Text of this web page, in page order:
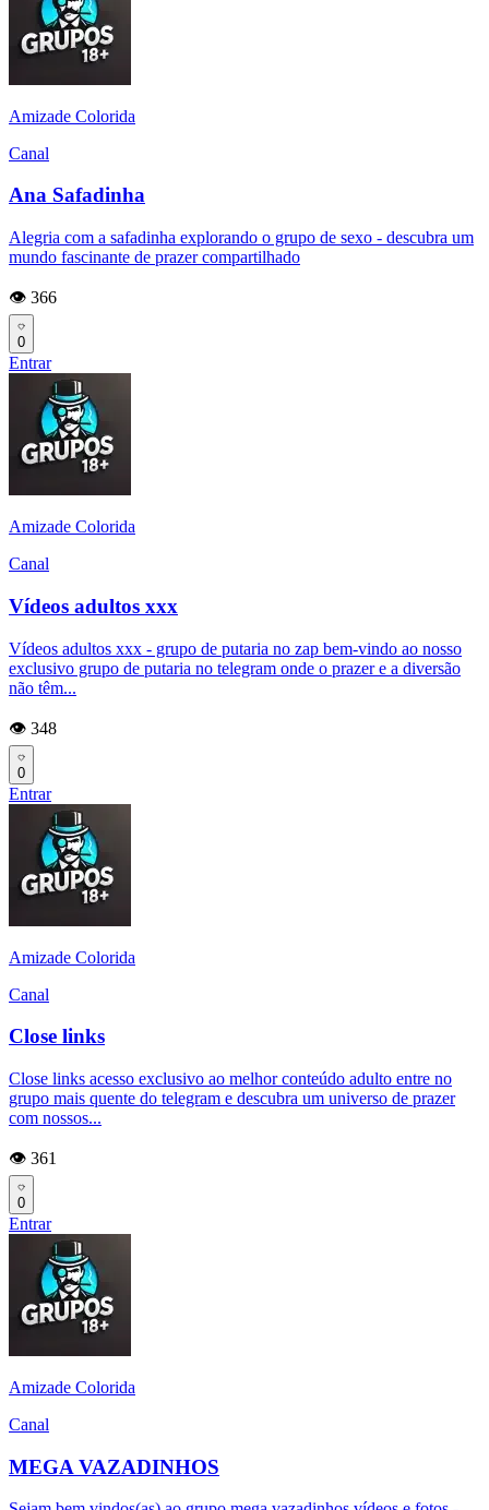
Amizade Colorida
Canal
Ana Safadinha
Alegria com a safadinha explorando o grupo de sexo - descubra um
mundo fascinante de prazer compartilhado
👁️ 366
0
Entrar
Amizade Colorida
Canal
Vídeos adultos xxx
Vídeos adultos xxx - grupo de putaria no zap bem-vindo ao nosso
exclusivo grupo de putaria no telegram onde o prazer e a diversão
não têm...
👁️ 348
0
Entrar
Amizade Colorida
Canal
Close links
Close links acesso exclusivo ao melhor conteúdo adulto entre no
grupo mais quente do telegram e descubra um universo de prazer
com nossos...
👁️ 361
0
Entrar
Amizade Colorida
Canal
MEGA VAZADINHOS